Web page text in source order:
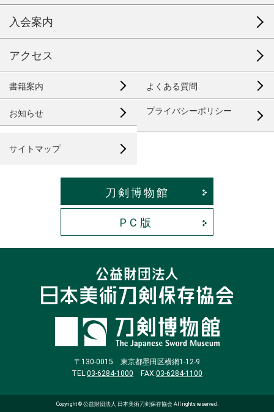
入会案内
アクセス
書籍案内 よくある質問
お知らせ プライバシーポリシー
サイトマップ
刀剣博物館
〒130-0015 東京都墨田区横網1-12-9
TEL:03-6284-1000 FAX:03-6284-1100
Copyright © 公益財団法人 日本美術刀剣保存協会 All rights reserved.